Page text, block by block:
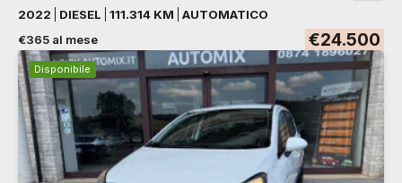
2022
DIESEL 111.314 KM
AUTOMATICO
€365 al mese
€24.500
Disponibile